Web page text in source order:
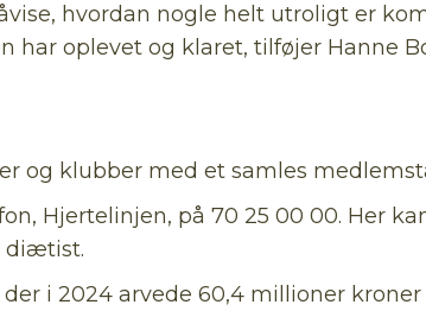
hvordan nogle helt utroligt er
har oplevet og klaret, tilføjer Hanne
og klubber med et samles
Hjertelinjen, på 70 25 00 00. Her
diætist.
i 2024 arvede 60,4 millioner kroner